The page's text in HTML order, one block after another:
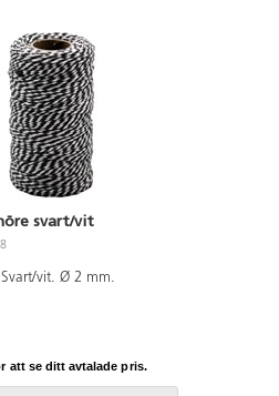
svart/vit
vit. Ø 2 mm.
att se ditt avtalade pris.